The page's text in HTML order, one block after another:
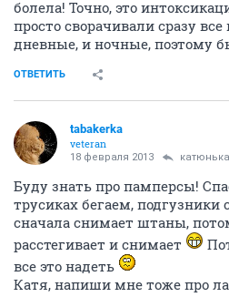
болела! Точно, это
просто сворачивали сразу
дневные, и ночные, поэтому
ОТВЕТИТЬ
tabakerka
veteran
18 февраля 2013 катюнька
Буду знать про памперсы!
трусиках бегаем,
сначала снимает штаны,
расстегивает и снимает
все это надеть
Катя, напиши мне тоже про